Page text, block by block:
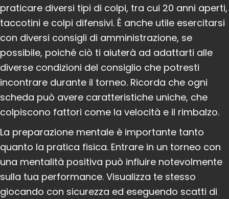
praticare diversi tipi di colpi, tra cui 20 anni aperti,
taccotini e colpi difensivi. È anche utile esercitarsi
con diversi consigli di amministrazione, se
possibile, poiché ciò ti aiuterà ad adattarti alle
diverse condizioni del consiglio che potresti
incontrare durante il torneo. Ricorda che ogni
scheda può avere caratteristiche uniche, che
colpiscono fattori come la velocità e il rimbalzo.
La preparazione mentale è importante tanto
quanto la pratica fisica. Entrare in un torneo con
una mentalità positiva può influire notevolmente
sulla tua performance. Visualizza te stesso
giocando con sicurezza ed eseguendo scatti di